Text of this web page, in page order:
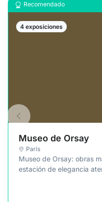
Recomendado
4 exposiciones
Museo de Orsay
París
Museo de Orsay: obras
estación de elegancia